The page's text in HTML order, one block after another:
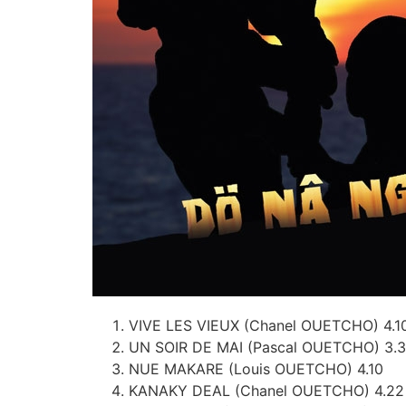
VIVE LES VIEUX (Chanel OUETCHO)
UN SOIR DE MAI (Pascal OUETCHO)
NUE MAKARE (Louis OUETCHO) 4.10
KANAKY DEAL (Chanel OUETCHO) 4.22